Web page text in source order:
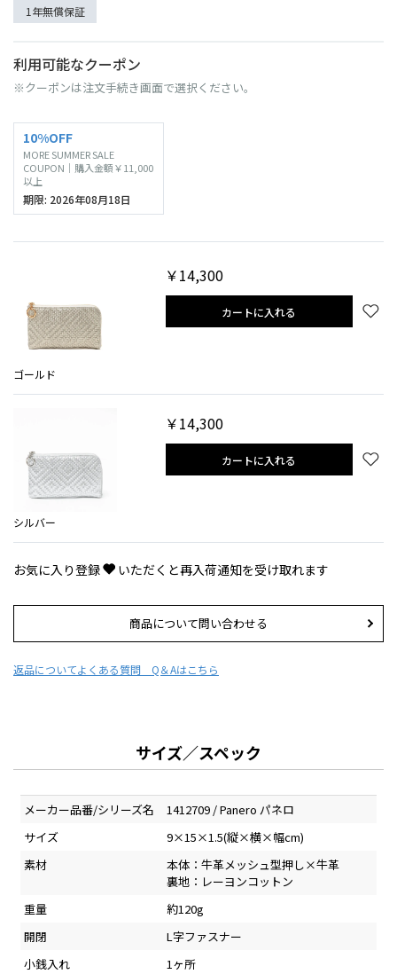
1年無償保証
利用可能なクーポン
※クーポンは注文手続き画面で選択ください。
10%OFF
MORE SUMMER SALE
COUPON｜購入金額￥11,000
以上
期限: 2026年08月18日
ゴールド
￥14,300
カートに入れる
シルバー
￥14,300
カートに入れる
お気に入り登録 いただくと再入荷通知を受け取れます
商品について問い合わせる
返品についてよくある質問 Q＆Aはこちら
サイズ／スペック
メーカー品番/シリーズ名
1412709 / Panero パネロ
サイズ
9×15×1.5(縦×横×幅cm)
素材
本体：牛革メッシュ型押し×牛革
裏地：レーヨンコットン
重量
約120g
開閉
L字ファスナー
小銭入れ
1ヶ所